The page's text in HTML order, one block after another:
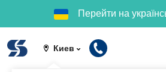
Перейти на
Киев